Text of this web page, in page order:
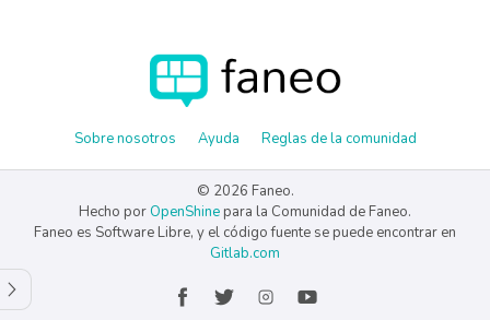
Sobre nosotros Ayuda Reglas de la comunidad
© 2026 Faneo.
Hecho por OpenShine para la Comunidad de Faneo.
Faneo es Software Libre, y el código fuente se puede encontrar en
Gitlab.com